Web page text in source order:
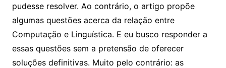
pudesse resolver. Ao contrário, o artigo propõe
algumas questões acerca da relação entre
Computação e Linguística. E eu busco responder a
essas questões sem a pretensão de oferecer
soluções definitivas. Muito pelo contrário: as